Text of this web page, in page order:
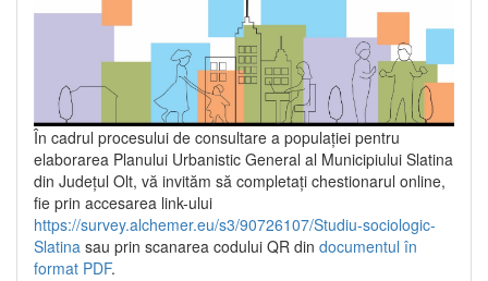
În cadrul procesului de consultare a populaţiei pentru
elaborarea Planului Urbanistic General al Municipiului Slatina
din Județul Olt, vă invităm să completați chestionarul online,
fie prin accesarea link-ului
https://survey.alchemer.eu/s3/90726107/Studiu-sociologic-
Slatina sau prin scanarea codului QR din documentul în
format PDF.